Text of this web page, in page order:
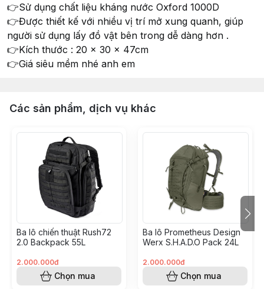
👉Sử dụng chất liệu kháng nước Oxford 1000D
👉Được thiết kế với nhiều vị trí mở xung quanh, giúp
người sử dụng lấy đồ vật bên trong dễ dàng hơn .
👉Kích thước : 20 x 30 x 47cm
👉Giá siêu mềm nhé anh em
Các sản phẩm, dịch vụ khác
Ba lô chiến thuật Rush72
2.0 Backpack 55L
2.000.000đ
Chọn mua
Ba lô Prometheus Design
Werx S.H.A.D.O Pack 24L
2.000.000đ
Chọn mua